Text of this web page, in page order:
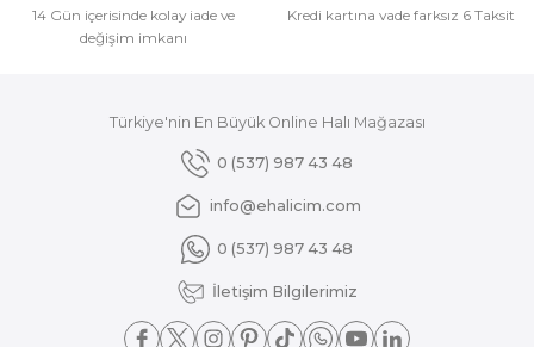
14 Gün içerisinde kolay iade ve
değişim imkanı
Kredi kartına vade farksız 6 Taksit
Türkiye'nin En Büyük Online Halı Mağazası
0 (537) 987 43 48
info@ehalicim.com
0 (537) 987 43 48
İletişim Bilgilerimiz